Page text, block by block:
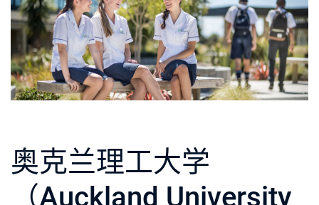
奥克兰理工大学
（Auckland University